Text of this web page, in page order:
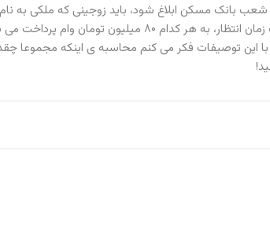
این وام به شعب بانک مسکن ابلاغ شود، باید زوجینی که ملکی به
هر کدام حسابی با موجودی ۴۰ میلیون در بانک مسکن افتتاح کنند و پس از گذشت زمان انتظار، به هر کدام
خواهند کرد. با این توصیفات فکر می کنم محاسبه ی اینکه مجموعا